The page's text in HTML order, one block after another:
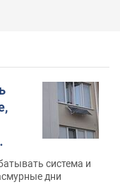
система и
дни